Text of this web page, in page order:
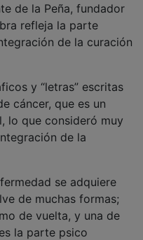
de la Peña, fundador
refleja la parte
de la curación
y “letras” escritas
cáncer, que es un
lo que consideró muy
de la
se adquiere
de muchas formas;
de vuelta, y una de
la parte psico